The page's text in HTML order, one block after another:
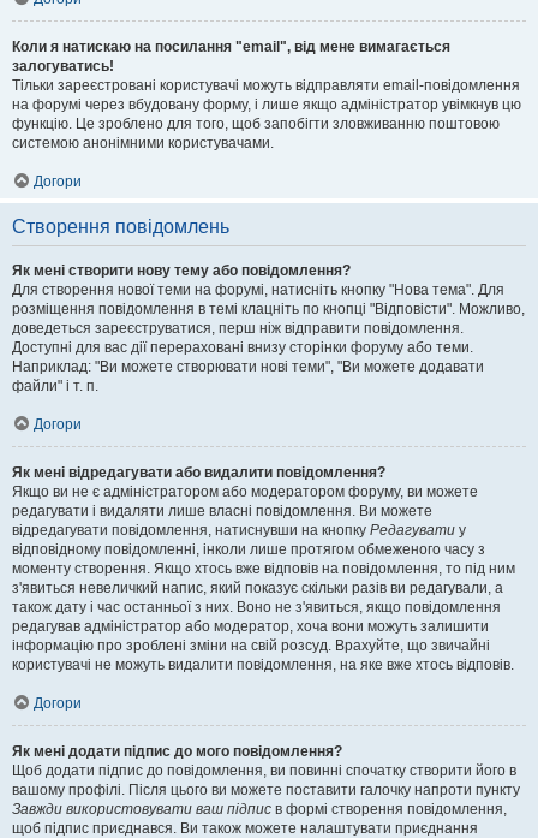
Коли я натискаю на посилання "email", від мене вимагається
залогуватись!
Тільки зареєстровані користувачі можуть відправляти email-повідомлення
на форумі через вбудовану форму, і лише якщо адміністратор увімкнув цю
функцію. Це зроблено для того, щоб запобігти зловживанню поштовою
системою анонімними користувачами.
Догори
Створення повідомлень
Як мені створити нову тему або повідомлення?
Для створення нової теми на форумі, натисніть кнопку "Нова тема". Для
розміщення повідомлення в темі клацніть по кнопці "Відповісти". Можливо,
доведеться зареєструватися, перш ніж відправити повідомлення.
Доступні для вас дії перераховані внизу сторінки форуму або теми.
Наприклад: "Ви можете створювати нові теми", "Ви можете додавати
файли" і т. п.
Догори
Як мені відредагувати або видалити повідомлення?
Якщо ви не є адміністратором або модератором форуму, ви можете
редагувати і видаляти лише власні повідомлення. Ви можете
відредагувати повідомлення, натиснувши на кнопку Редагувати у
відповідному повідомленні, інколи лише протягом обмеженого часу з
моменту створення. Якщо хтось вже відповів на повідомлення, то під ним
з'явиться невеличкий напис, який показує скільки разів ви редагували, а
також дату і час останньої з них. Воно не з'явиться, якщо повідомлення
редагував адміністратор або модератор, хоча вони можуть залишити
інформацію про зроблені зміни на свій розсуд. Врахуйте, що звичайні
користувачі не можуть видалити повідомлення, на яке вже хтось відповів.
Догори
Як мені додати підпис до мого повідомлення?
Щоб додати підпис до повідомлення, ви повинні спочатку створити його в
вашому профілі. Після цього ви можете поставити галочку напроти пункту
Завжди використовувати ваш підпис в формі створення повідомлення,
щоб підпис приєднався. Ви також можете налаштувати приєднання